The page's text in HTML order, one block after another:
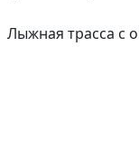
Лыжная трасса с